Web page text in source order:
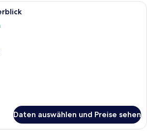
Ein Hotelzimmer mit zwei Betten,
Daten auswählen und Preise sehen